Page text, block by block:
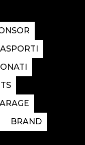
BRAND